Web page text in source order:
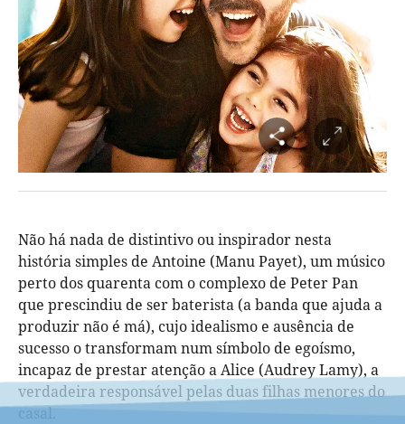
Não há nada de distintivo ou inspirador nesta
história simples de Antoine (Manu Payet), um músico
perto dos quarenta com o complexo de Peter Pan
que prescindiu de ser baterista (a banda que ajuda a
produzir não é má), cujo idealismo e ausência de
sucesso o transformam num símbolo de egoísmo,
incapaz de prestar atenção a Alice (Audrey Lamy), a
verdadeira responsável pelas duas filhas menores do
casal.